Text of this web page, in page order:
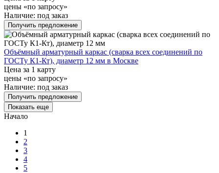
цены «по запросу»
Наличие: под заказ
Получить предложение
Объёмный арматурный каркас (сварка всех соединений по
ГОСТу К1-Кт), диаметр 12 мм в Москве
Цена за 1 карту
цены «по запросу»
Наличие: под заказ
Получить предложение
Показать еще
Начало
1
2
3
4
5